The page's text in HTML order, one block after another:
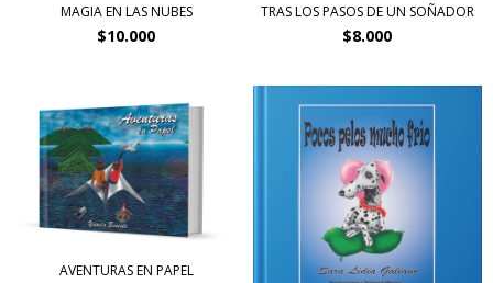
MAGIA EN LAS NUBES
$10.000
TRAS LOS PASOS DE UN SOÑADOR
$8.000
AVENTURAS EN PAPEL